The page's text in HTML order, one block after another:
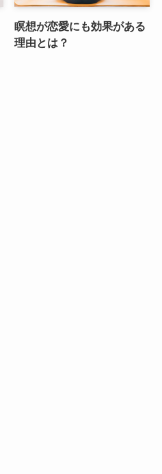
瞑想が恋愛にも効果がある
理由とは？